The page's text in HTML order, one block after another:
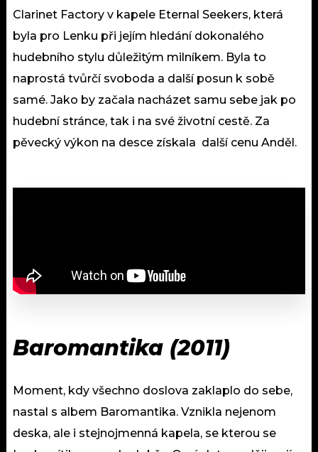
Clarinet Factory v kapele Eternal Seekers, která
byla pro Lenku při jejím hledání dokonalého
hudebního stylu důležitým milníkem. Byla to
naprostá tvůrčí svoboda a další posun k sobě
samé. Jako by začala nacházet samu sebe jak po
hudební stránce, tak i na své životní cestě. Za
pěvecký výkon na desce získala další cenu Anděl.
Baromantika (2011)
Moment, kdy všechno doslova zaklaplo do sebe,
nastal s albem Baromantika. Vznikla nejenom
deska, ale i stejnojmenná kapela, se kterou se